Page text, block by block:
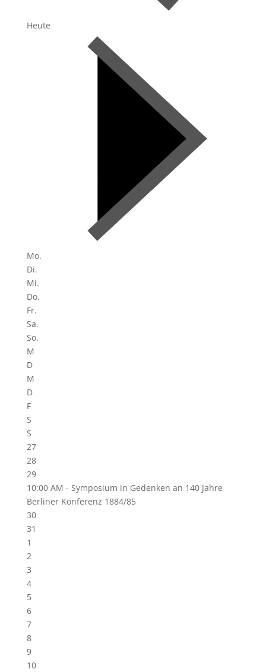
Heute
Mo.
Di.
Mi.
Do.
Fr.
Sa.
So.
M
D
M
D
F
S
S
27
28
29
10:00 AM - Symposium in Gedenken an 140 Jahre
Berliner Konferenz 1884/85
30
31
1
2
3
4
5
6
7
8
9
10